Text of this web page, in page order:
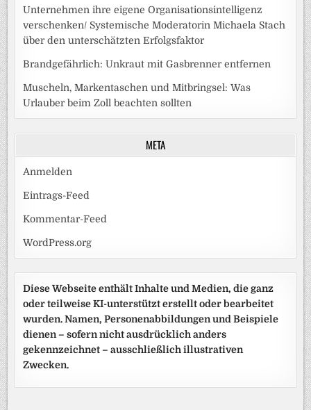
Unternehmen ihre eigene Organisationsintelligenz
verschenken/ Systemische Moderatorin Michaela Stach
über den unterschätzten Erfolgsfaktor
Brandgefährlich: Unkraut mit Gasbrenner entfernen
Muscheln, Markentaschen und Mitbringsel: Was
Urlauber beim Zoll beachten sollten
META
Anmelden
Eintrags-Feed
Kommentar-Feed
WordPress.org
Diese Webseite enthält Inhalte und Medien, die ganz
oder teilweise KI-unterstützt erstellt oder bearbeitet
wurden. Namen, Personenabbildungen und Beispiele
dienen – sofern nicht ausdrücklich anders
gekennzeichnet – ausschließlich illustrativen
Zwecken.